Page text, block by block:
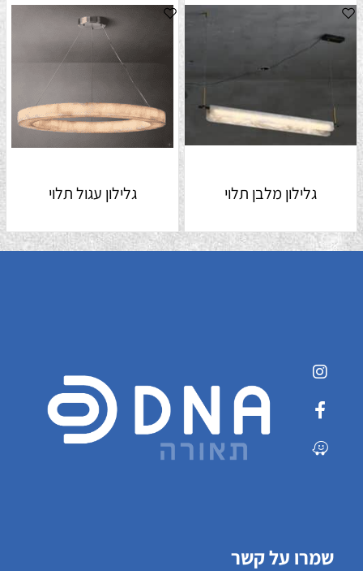
גלילון מלבן תלוי גלילון עגול תלוי
שמרו על קשר